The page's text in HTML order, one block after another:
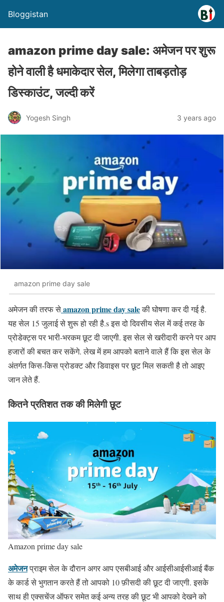
Bloggistan
amazon prime day sale: अमेजन पर शुरू
होने वाली है धमाकेदार सेल, मिलेगा ताबड़तोड़
डिस्काउंट, जल्दी करें
Yogesh Singh 3 years ago
amazon prime day sale
अमेजन की तरफ सेamazon prime day saleकी घोषणा कर दी गई है.
यह सेल 15 जुलाई से शुरू हो रही है.s इस दो दिवसीय सेल में कई तरह के
प्रोडेक्ट्स पर भारी-भरकम छूट दी जाएगी. इस सेल से खरीदारी करने पर आप
हजारों की बचत कर सकेंगे. लेख में हम आपको बताने वाले हैं कि इस सेल के
अंतर्गत किस-किस प्रोडक्ट और डिवाइस पर छूट मिल सकती है तो आइए
जान लेते हैं.
कितने प्रतिशत तक की मिलेगी छूट
Amazon prime day sale
अमेजनप्राइम सेल के दौरान अगर आप एसबीआई और आईसीआईसीआई बैंक
के कार्ड से भुगतान करते हैं तो आपको 10 फ़ीसदी की छूट दी जाएगी. इसके
साथ ही एक्सचेंज ऑफर समेत कई अन्य तरह की छूट भी आपको देखने को